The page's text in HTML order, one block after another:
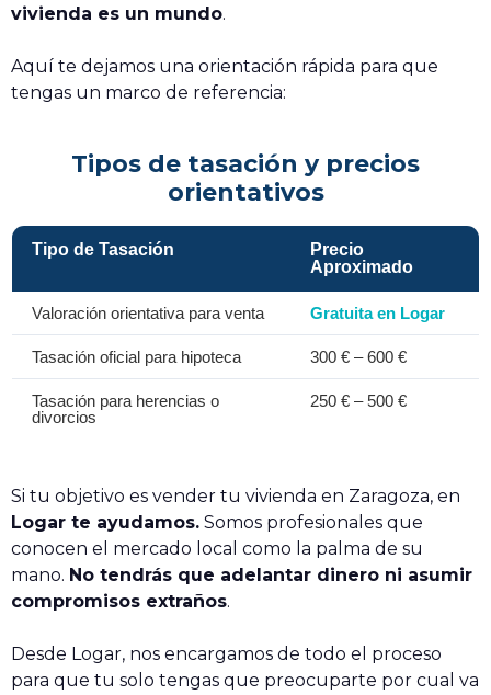
vivienda es un mundo.
Aquí te dejamos una orientación rápida para que
tengas un marco de referencia:
Tipos de tasación y precios
orientativos
Tipo de Tasación
Precio
Aproximado
Valoración orientativa para venta Gratuita en Logar
Tasación oficial para hipoteca 300 € – 600 €
Tasación para herencias o
divorcios
250 € – 500 €
Si tu objetivo es vender tu vivienda en Zaragoza, en
Logar te ayudamos. Somos profesionales que
conocen el mercado local como la palma de su
mano. No tendrás que adelantar dinero ni asumir
compromisos extraños.
Desde Logar, nos encargamos de todo el proceso
para que tu solo tengas que preocuparte por cual va